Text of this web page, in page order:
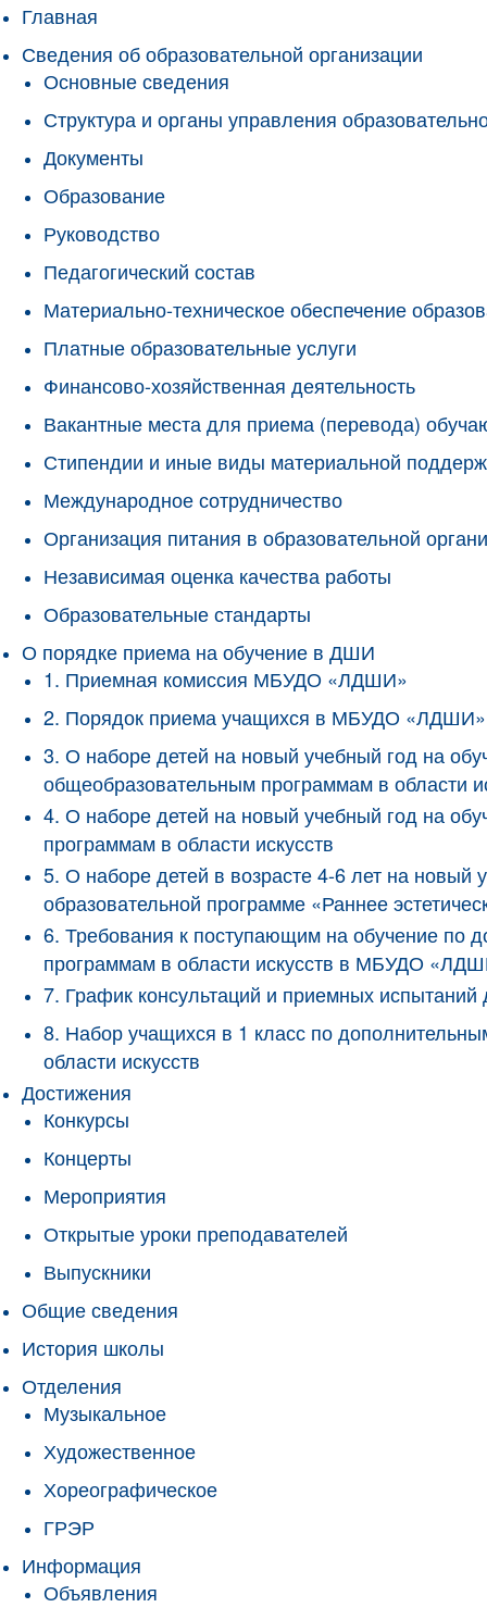
Главная
Сведения об образовательной организации
Основные сведения
Структура и органы управления
Документы
Образование
Руководство
Педагогический состав
Материально-техническое обеспечение
Платные образовательные услуги
Финансово-хозяйственная деятельность
Вакантные места для приема (перевода)
Стипендии и иные виды материальной
Международное сотрудничество
Организация питания в образовательной
Независимая оценка качества работы
Образовательные стандарты
О порядке приема на обучение в ДШИ
1. Приемная комиссия МБУДО «ЛДШИ»
2. Порядок приема учащихся в МБУДО «ЛДШИ»
3. О наборе детей на новый учебный год на
общеобразовательным программам в области
4. О наборе детей на новый учебный год на
программам в области искусств
5. О наборе детей в возрасте 4-6 лет на
образовательной программе «Раннее
6. Требования к поступающим на обучение по
программам в области искусств в МБУДО
7. График консультаций и приемных
8. Набор учащихся в 1 класс по
области искусств
Достижения
Конкурсы
Концерты
Мероприятия
Открытые уроки преподавателей
Выпускники
Общие сведения
История школы
Отделения
Музыкальное
Художественное
Хореографическое
ГРЭР
Информация
Объявления